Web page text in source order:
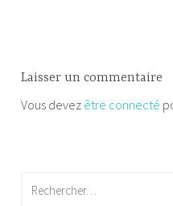
Laisser un commentaire
Vous devez être connecté